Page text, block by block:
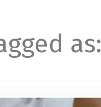
as: